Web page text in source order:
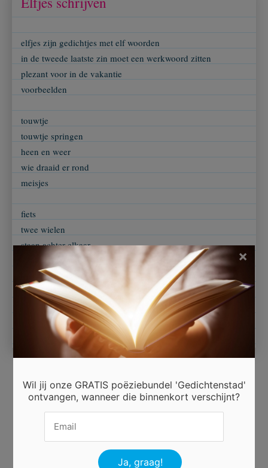
elfjes zijn gedichtjes met elf woorden
in de tweede laatste zin moet een werkwoord zitten
plezant voor in de vakantie
voorbeelden
touwtje
touwtje springen
heen en weer
wie draaid er rond
meisjes
fiets
twee wielen
staan achter elkaar
nu fiets je maar
ontspanning
Van Hees Annie
Ingezonden door
Van Hees Annie belgie
Beoordeel dit gedicht
Wil jij onze GRATIS poëziebundel 'Gedichtenstad'
ontvangen, wanneer die binnenkort verschijnt?
×